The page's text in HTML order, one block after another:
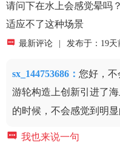
请问下在水上会感觉晕吗
适应不了这种场景
 最新评论 发布于：19天
sx_144753686 ： 您好，不
游轮构造上创新引进了
的时候，不会感觉到明
 我也来说一句